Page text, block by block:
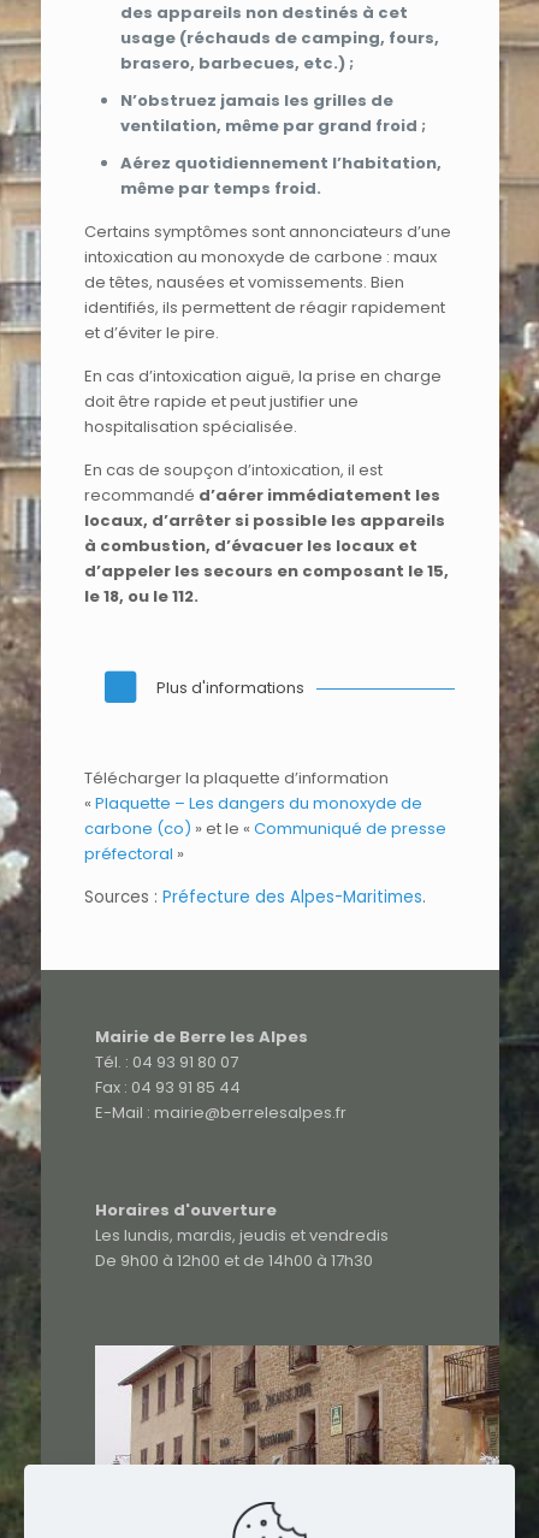
des appareils non destinés à cet
usage (réchauds de camping, fours,
brasero, barbecues, etc.) ;
N’obstruez jamais les grilles de
ventilation, même par grand froid ;
Aérez quotidiennement l’habitation,
même par temps froid.
Certains symptômes sont annonciateurs d’une
intoxication au monoxyde de carbone : maux
de têtes, nausées et vomissements. Bien
identifiés, ils permettent de réagir rapidement
et d’éviter le pire.
En cas d’intoxication aiguë, la prise en charge
doit être rapide et peut justifier une
hospitalisation spécialisée.
En cas de soupçon d’intoxication, il est
recommandé d’aérer immédiatement les
locaux, d’arrêter si possible les appareils
à combustion, d’évacuer les locaux et
d’appeler les secours en composant le 15,
le 18, ou le 112.
Plus d'informations
Télécharger la plaquette d’information
« Plaquette – Les dangers du monoxyde de
carbone (co) » et le « Communiqué de presse
préfectoral »
Sources : Préfecture des Alpes-Maritimes.
Mairie de Berre les Alpes
Tél. : 04 93 91 80 07
Fax : 04 93 91 85 44
E-Mail : mairie@berrelesalpes.fr
Horaires d'ouverture
Les lundis, mardis, jeudis et vendredis
De 9h00 à 12h00 et de 14h00 à 17h30